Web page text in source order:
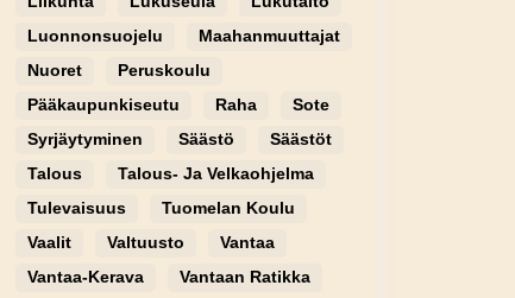
Luonnonsuojelu
Maahanmuuttajat
Nuoret
Peruskoulu
Pääkaupunkiseutu
Raha
Sote
Syrjäytyminen
Säästö
Säästöt
Talous
Talous- Ja Velkaohjelma
Tulevaisuus
Tuomelan Koulu
Vaalit
Valtuusto
Vantaa
Vantaa-Kerava
Vantaan Ratikka